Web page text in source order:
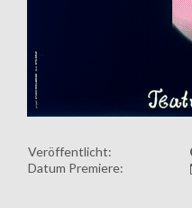
Veröffentlicht:
Datum Premiere: